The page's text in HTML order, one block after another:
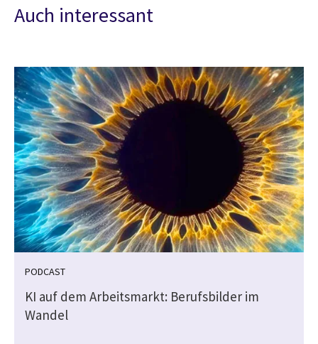
Auch interessant
PODCAST
KI auf dem Arbeitsmarkt: Berufsbilder im
Wandel